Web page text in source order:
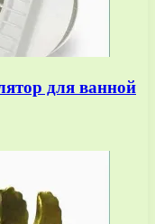
для ванной